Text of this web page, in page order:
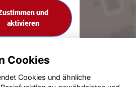
und
aktivieren
Cookies
Cookies und ähnliche